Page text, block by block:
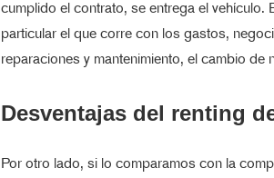
cumplido el contrato, se entrega el
particular el que corre con los gastos,
reparaciones y mantenimiento, el cambio de
Desventajas del renting
Por otro lado, si lo comparamos con la